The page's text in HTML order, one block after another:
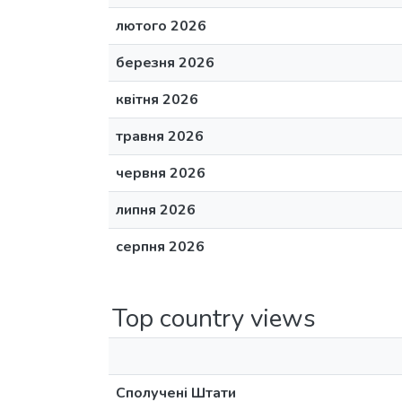
лютого 2026
березня 2026
квітня 2026
травня 2026
червня 2026
липня 2026
серпня 2026
Top country views
Сполучені Штати